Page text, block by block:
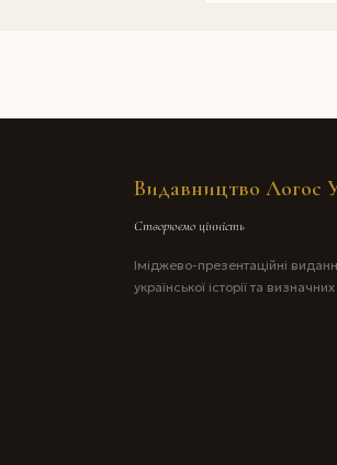
Видавництво Логос
Створюємо цінність
Іміджево-презентаційні
української історії та